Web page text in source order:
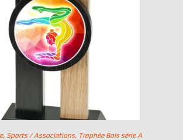
, Sports / Associations, Trophée Bois série A